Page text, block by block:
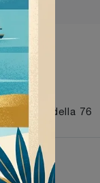
a :
76 Stradella 76